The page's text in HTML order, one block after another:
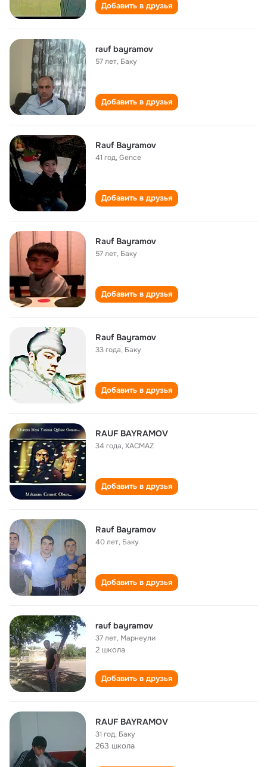
Добавить в друзья
rauf bayramov
57 лет, Баку
Добавить в друзья
Rauf Bayramov
41 год,Gence
Добавить в друзья
Rauf Bayramov
57 лет, Баку
Добавить в друзья
Rauf Bayramov
33 года, Баку
Добавить в друзья
RAUF BAYRAMOV
34 года,XACMAZ
Добавить в друзья
Rauf Bayramov
40 лет, Баку
Добавить в друзья
rauf bayramov
37 лет, Марнеули
2 школа
Добавить в друзья
RAUF BAYRAMOV
31 год, Баку
263 школа